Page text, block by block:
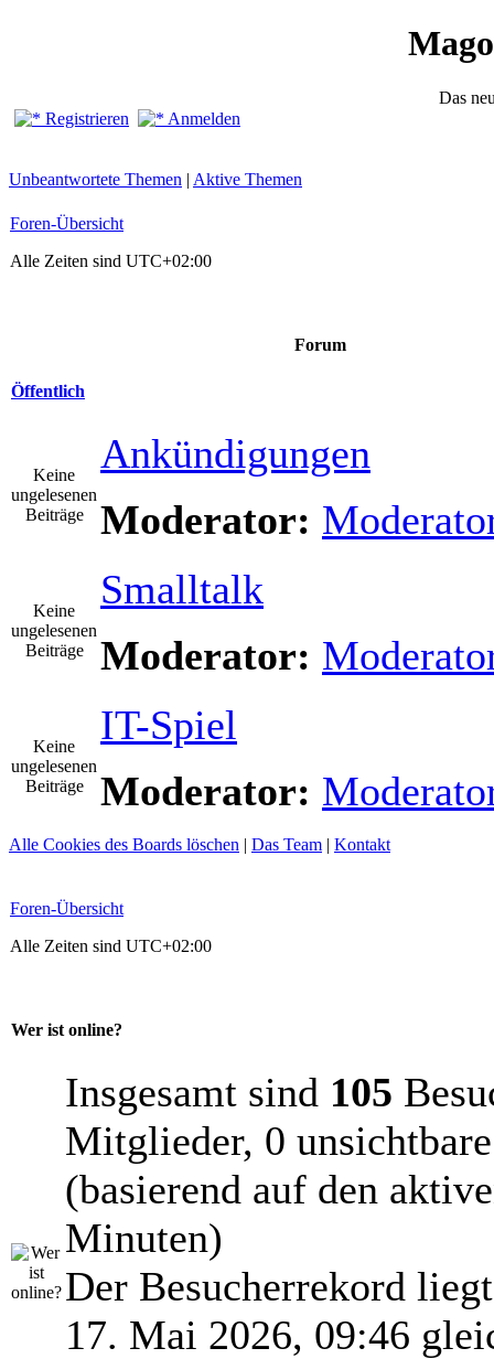
Das
Registrieren
Anmelden
Unbeantwortete Themen | Aktive Themen
Foren-Übersicht
Alle Zeiten sind UTC+02:00
Forum
Öffentlich
Keine
ungelesenen
Beiträge
Ankündigungen
Moderator:
Keine
ungelesenen
Beiträge
Smalltalk
Moderator:
Keine
ungelesenen
Beiträge
IT-Spiel
Moderator:
Alle Cookies des Boards löschen | Das Team | Kontakt
Foren-Übersicht
Alle Zeiten sind UTC+02:00
Wer ist online?
Insgesamt sind 105
Mitglieder, 0
(basierend auf den
Minuten)
Der Besucherrekord
17. Mai 2026, 09:46